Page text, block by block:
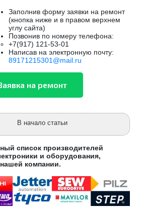
Заполнив форму заявки на ремонт
(кнопка ниже и в правом верхнем
углу сайта)
Позвонив по номеру телефона:
+7(917) 121-53-01
Написав на электронную почту:
89171215301@mail.ru
В начало статьи
список производителей
и оборудования,
компании.